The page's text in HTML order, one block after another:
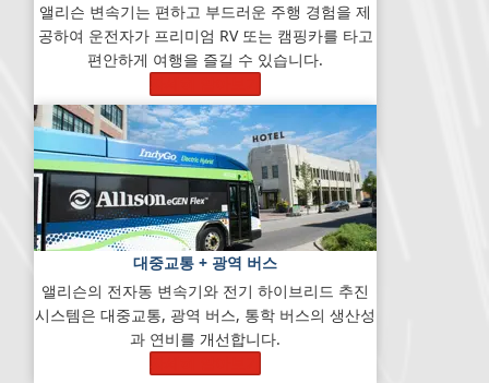
앨리슨 변속기는 편하고 부드러운 주행 경험을 제
공하여 운전자가 프리미엄 RV 또는 캠핑카를 타고
편안하게 여행을 즐길 수 있습니다.
대중교통 + 광역 버스
앨리슨의 전자동 변속기와 전기 하이브리드 추진
시스템은 대중교통, 광역 버스, 통학 버스의 생산성
과 연비를 개선합니다.